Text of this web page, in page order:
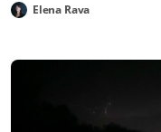
Elena Rava